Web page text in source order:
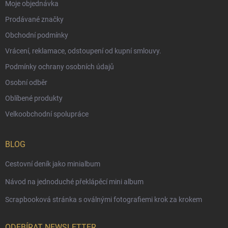
Moje objednávka
Prodávané značky
Obchodní podmínky
Vrácení, reklamace, odstoupení od kupní smlouvy.
Podmínky ochrany osobních údajů
Osobní odběr
Oblíbené produkty
Velkoobchodní spolupráce
BLOG
Cestovní deník jako minialbum
Návod na jednoduché překlápěcí mini album
Scrapbooková stránka s oválnými fotografiemi krok za krokem